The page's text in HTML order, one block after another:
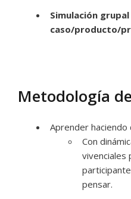
Simulación
caso/producto/
Metodología
Aprender
Con
vivenciales
pensar.